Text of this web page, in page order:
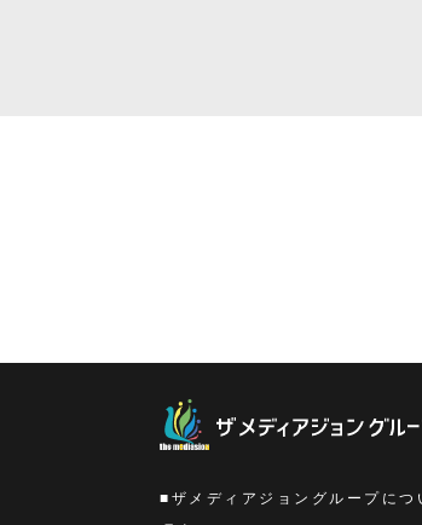
ザメディアジョングループにつ